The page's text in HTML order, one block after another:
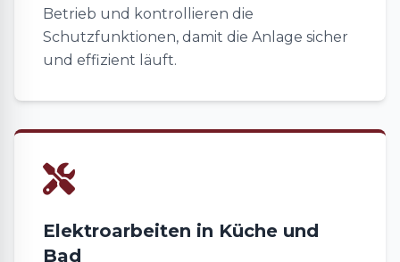
Betrieb und kontrollieren die
Schutzfunktionen, damit die Anlage sicher
und effizient läuft.
Elektroarbeiten in Küche und
Bad